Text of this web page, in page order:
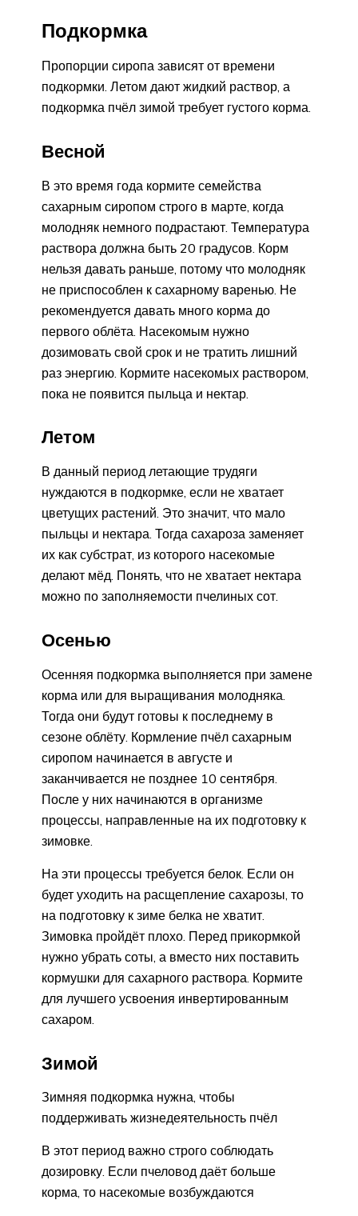
Подкормка
Пропорции сиропа зависят от времени
подкормки. Летом дают жидкий раствор, а
подкормка пчёл зимой требует густого корма.
Весной
В это время года кормите семейства
сахарным сиропом строго в марте, когда
молодняк немного подрастают. Температура
раствора должна быть 20 градусов. Корм
нельзя давать раньше, потому что молодняк
не приспособлен к сахарному варенью. Не
рекомендуется давать много корма до
первого облёта. Насекомым нужно
дозимовать свой срок и не тратить лишний
раз энергию. Кормите насекомых раствором,
пока не появится пыльца и нектар.
Летом
В данный период летающие трудяги
нуждаются в подкормке, если не хватает
цветущих растений. Это значит, что мало
пыльцы и нектара. Тогда сахароза заменяет
их как субстрат, из которого насекомые
делают мёд. Понять, что не хватает нектара
можно по заполняемости пчелиных сот.
Осенью
Осенняя подкормка выполняется при замене
корма или для выращивания молодняка.
Тогда они будут готовы к последнему в
сезоне облёту. Кормление пчёл сахарным
сиропом начинается в августе и
заканчивается не позднее 10 сентября.
После у них начинаются в организме
процессы, направленные на их подготовку к
зимовке.
На эти процессы требуется белок. Если он
будет уходить на расщепление сахарозы, то
на подготовку к зиме белка не хватит.
Зимовка пройдёт плохо. Перед прикормкой
нужно убрать соты, а вместо них поставить
кормушки для сахарного раствора. Кормите
для лучшего усвоения инвертированным
сахаром.
Зимой
Зимняя подкормка нужна, чтобы
поддерживать жизнедеятельность пчёл
В этот период важно строго соблюдать
дозировку. Если пчеловод даёт больше
корма, то насекомые возбуждаются